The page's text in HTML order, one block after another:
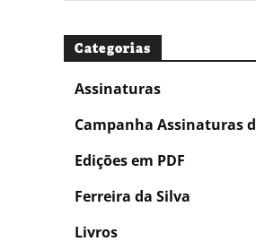
Categorias
Assinaturas
Campanha Assinaturas
Edições em PDF
Ferreira da Silva
Livros